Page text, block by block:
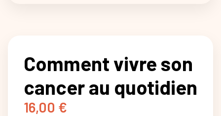
Comment vivre son
cancer au quotidien
16,00 €